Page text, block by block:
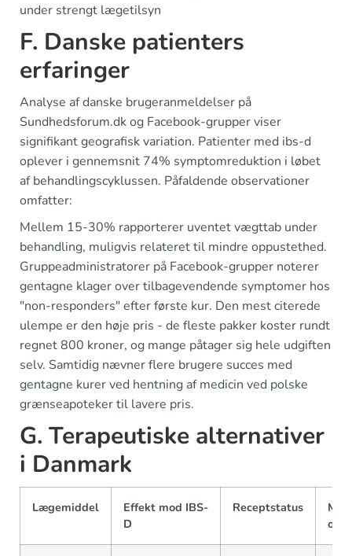
under strengt lægetilsyn
F. Danske patienters
erfaringer
Analyse af danske brugeranmeldelser på
Sundhedsforum.dk og Facebook-grupper viser
signifikant geografisk variation. Patienter med ibs-d
oplever i gennemsnit 74% symptomreduktion i løbet
af behandlingscyklussen. Påfaldende observationer
omfatter:
Mellem 15-30% rapporterer uventet vægttab under
behandling, muligvis relateret til mindre oppustethed.
Gruppeadministratorer på Facebook-grupper noterer
gentagne klager over tilbagevendende symptomer hos
"non-responders" efter første kur. Den mest citerede
ulempe er den høje pris - de fleste pakker koster rundt
regnet 800 kroner, og mange påtager sig hele udgiften
selv. Samtidig nævner flere brugere succes med
gentagne kurer ved hentning af medicin ved polske
grænseapoteker til lavere pris.
G. Terapeutiske alternativer
i Danmark
Lægemiddel
Effekt mod IBS-
D
Receptstatus